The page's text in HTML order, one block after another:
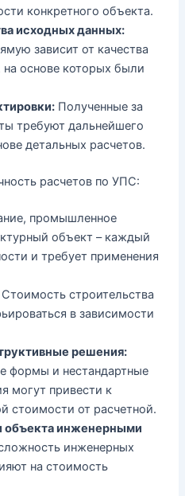
конкретного объекта.
исходных данных:
зависит от качества
на основе которых были
Полученные за
требуют дальнейшего
детальных расчетов.
расчетов по УПС:
промышленное
объект – каждый
и требует применения
Стоимость строительства
в зависимости
решения:
формы и нестандартные
могут привести к
стоимости от расчетной.
объекта инженерными
инженерных
на стоимость